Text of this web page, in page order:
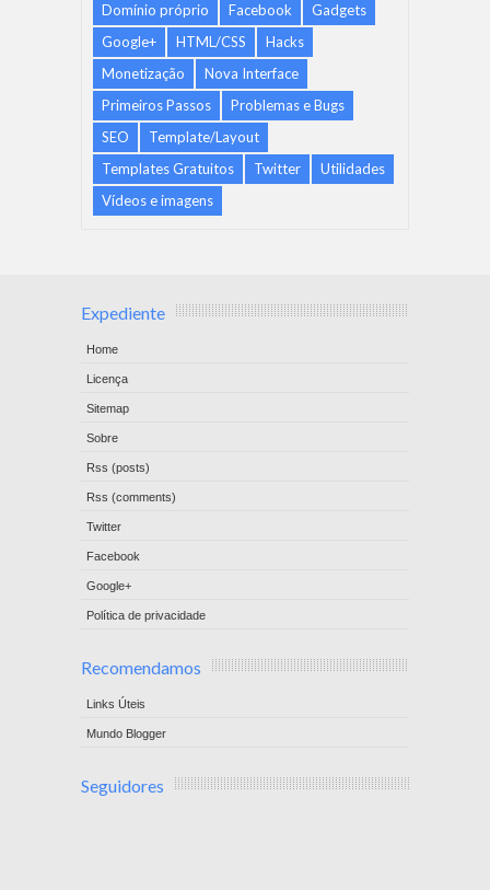
Domínio próprio
Facebook
Gadgets
Google+
HTML/CSS
Hacks
Monetização
Nova Interface
Primeiros Passos
Problemas e Bugs
SEO
Template/Layout
Templates Gratuitos
Twitter
Utilidades
Vídeos e imagens
Expediente
Home
Licença
Sitemap
Sobre
Rss (posts)
Rss (comments)
Twitter
Facebook
Google+
Política de privacidade
Recomendamos
Links Úteis
Mundo Blogger
Seguidores